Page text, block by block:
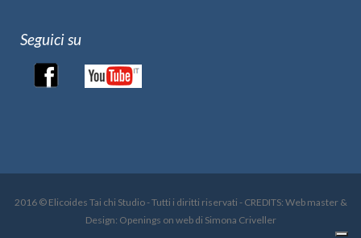
Seguici su
2016 © Elicoides Tai chi Studio - Tutti i diritti riservati - CREDITS: Web master &
Design: Openings on web di Simona Criveller